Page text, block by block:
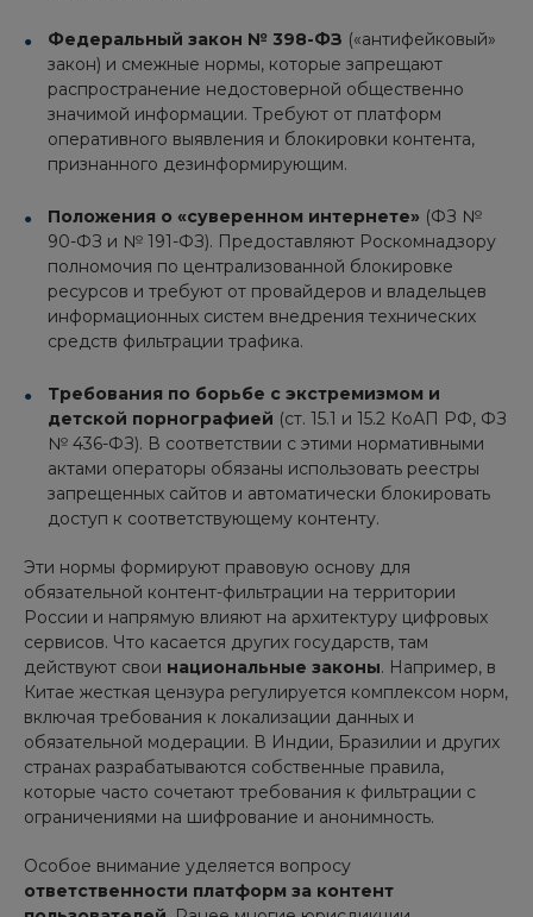
Федеральный закон № 398-ФЗ («антифейковый»
закон) и смежные нормы, которые запрещают
распространение недостоверной общественно
значимой информации. Требуют от платформ
оперативного выявления и блокировки контента,
признанного дезинформирующим.
Положения о «суверенном интернете» (ФЗ №
90-ФЗ и № 191-ФЗ). Предоставляют Роскомнадзору
полномочия по централизованной блокировке
ресурсов и требуют от провайдеров и владельцев
информационных систем внедрения технических
средств фильтрации трафика.
Требования по борьбе с экстремизмом и
детской порнографией (ст. 15.1 и 15.2 КоАП РФ, ФЗ
№ 436-ФЗ). В соответствии с этими нормативными
актами операторы обязаны использовать реестры
запрещенных сайтов и автоматически блокировать
доступ к соответствующему контенту.
Эти нормы формируют правовую основу для
обязательной контент-фильтрации на территории
России и напрямую влияют на архитектуру цифровых
сервисов. Что касается других государств, там
действуют свои национальные законы. Например, в
Китае жесткая цензура регулируется комплексом норм,
включая требования к локализации данных и
обязательной модерации. В Индии, Бразилии и других
странах разрабатываются собственные правила,
которые часто сочетают требования к фильтрации с
ограничениями на шифрование и анонимность.
Особое внимание уделяется вопросу
ответственности платформ за контент